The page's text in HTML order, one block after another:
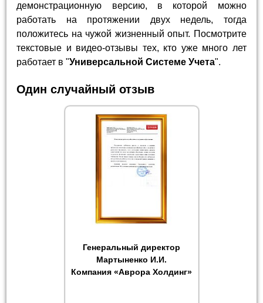
демонстрационную версию, в которой можно
работать на протяжении двух недель, тогда
положитесь на чужой жизненный опыт. Посмотрите
текстовые и видео-отзывы тех, кто уже много лет
работает в "Универсальной Системе Учета".
Один случайный отзыв
Генеральный директор
Мартыненко И.И.
Компания «Аврора Холдинг»